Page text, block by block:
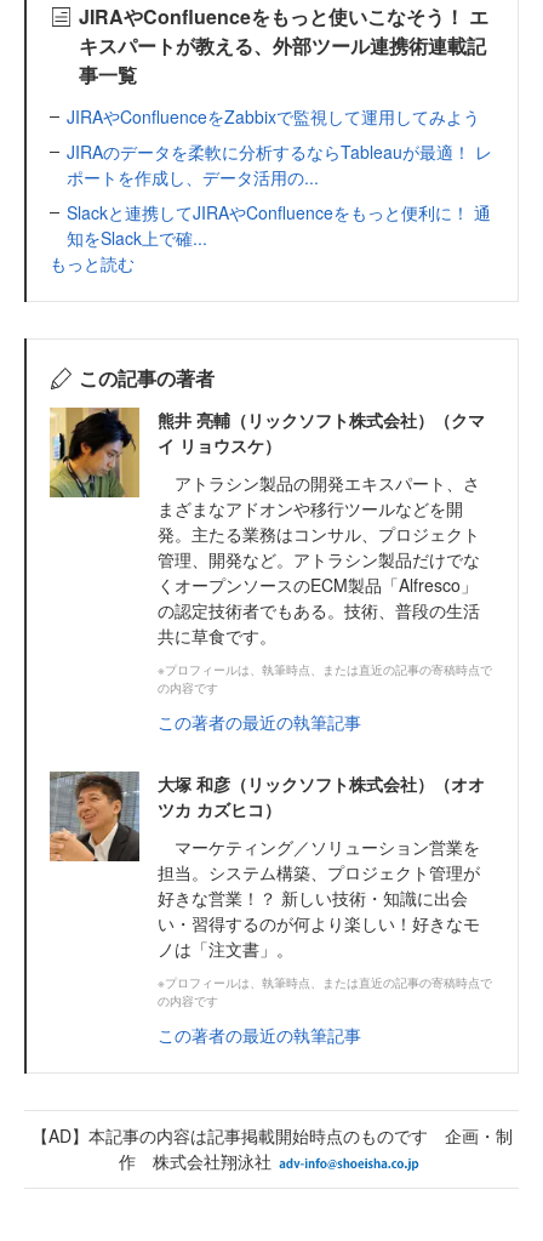
JIRAやConfluenceをもっと使いこなそう！ エ
キスパートが教える、外部ツール連携術連載記
事一覧
JIRAやConfluenceをZabbixで監視して運用してみよう
JIRAのデータを柔軟に分析するならTableauが最適！ レ
ポートを作成し、データ活用の...
Slackと連携してJIRAやConfluenceをもっと便利に！ 通
知をSlack上で確...
もっと読む
この記事の著者
熊井 亮輔（リックソフト株式会社）（クマ
イ リョウスケ）
アトラシン製品の開発エキスパート、さ
まざまなアドオンや移行ツールなどを開
発。主たる業務はコンサル、プロジェクト
管理、開発など。アトラシン製品だけでな
くオープンソースのECM製品「Alfresco」
の認定技術者でもある。技術、普段の生活
共に草食です。
※プロフィールは、執筆時点、または直近の記事の寄稿時点で
の内容です
この著者の最近の執筆記事
大塚 和彦（リックソフト株式会社）（オオ
ツカ カズヒコ）
マーケティング／ソリューション営業を
担当。システム構築、プロジェクト管理が
好きな営業！？ 新しい技術・知識に出会
い・習得するのが何より楽しい！好きなモ
ノは「注文書」。
※プロフィールは、執筆時点、または直近の記事の寄稿時点で
の内容です
この著者の最近の執筆記事
【AD】本記事の内容は記事掲載開始時点のものです 企画・制
作 株式会社翔泳社